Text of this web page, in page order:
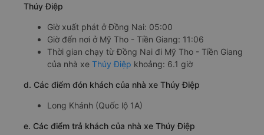
Thúy Điệp
Giờ xuất phát ở Đồng Nai: 05:00
Giờ đến nơi ở Mỹ Tho - Tiền Giang: 11:06
Thời gian chạy từ Đồng Nai đi Mỹ Tho - Tiền Giang
của nhà xe Thúy Điệp khoảng: 6.1 giờ
d. Các điểm đón khách của nhà xe Thúy Điệp
Long Khánh (Quốc lộ 1A)
e. Các điểm trả khách của nhà xe Thúy Điệp